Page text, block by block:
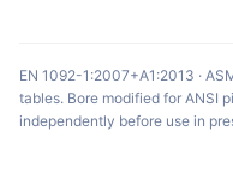
EN 1092-1:2007+A1:2013 ·
tables. Bore modified for ANSI
independently before use in